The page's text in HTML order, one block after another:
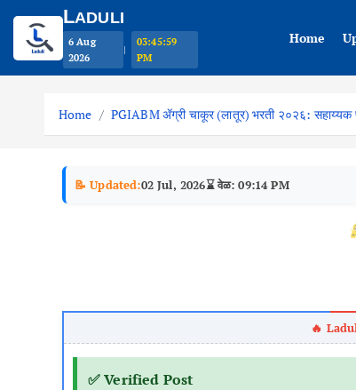
Home PGIABM ॲग्री चाकूर (लातूर) भरती २०२६: सहाय्यक
📝 Updated:02 Jul, 2026⌛ वेळ: 09:14 PM
✅ Verified Post
LADULI
6 Aug
2026
|
03:46:00
PM
Home